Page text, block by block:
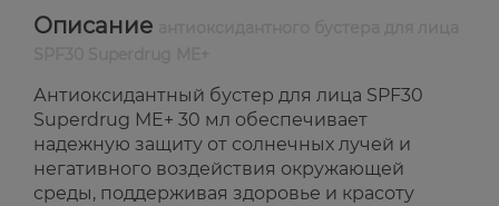
Описание
Антиоксидантный бустер для лица SPF30
Superdrug ME+ 30 мл обеспечивает
надежную защиту от солнечных лучей и
негативного воздействия окружающей
среды, поддерживая здоровье и красоту